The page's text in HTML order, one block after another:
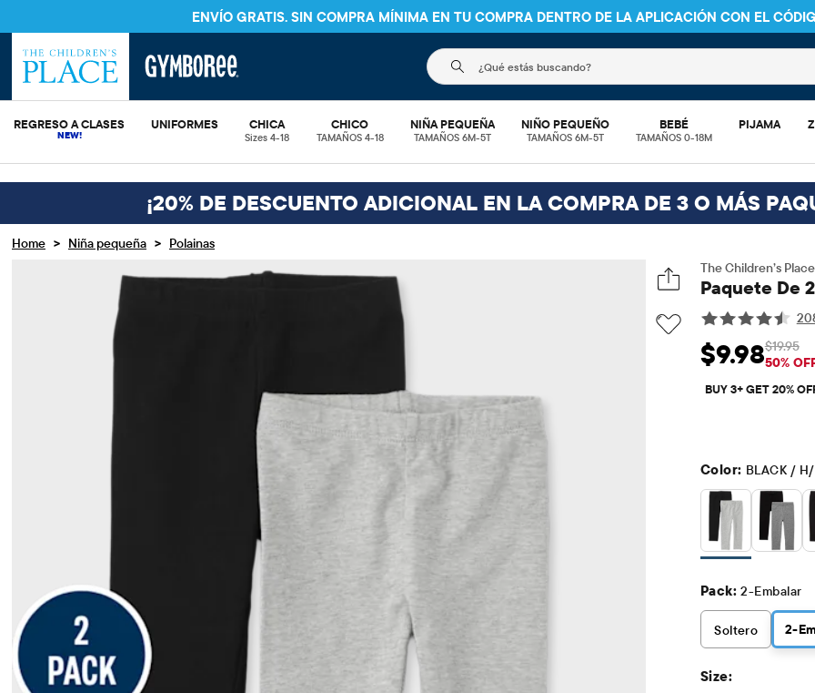
ENVÍO GRATIS. SIN COMPRA MÍNIMA EN TU COMPRA DENTRO DE LA APLICACIÓN CON EL
REGRESO A CLASES UNIFORMES CHICA
Sizes 4-18
CHICO
TAMAÑOS 4-18
NIÑA PEQUEÑA
TAMAÑOS 6M-5T
NIÑO PEQUEÑO
TAMAÑOS 6M-5T
BEBÉ
TAMAÑOS 0-18M
PIJAMA
¡20% DE DESCUENTO ADICIONAL EN LA COMPRA DE 3 O MÁS
Home > Niña pequeña > Polainas
The Children’s
Paquete De
Precio de venta:
$9.98$19.95
50%
BUY 3+ GET 20%
Color: BLACK /
Pack: 2-Embalar
Soltero 2-
Size: